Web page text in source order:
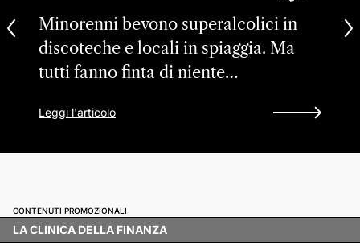
Minorenni bevono superalcolici in
discoteche e locali in spiaggia. Ma
tutti fanno finta di niente…
Leggi l'articolo
CONTENUTI PROMOZIONALI
LA CLINICA DELLA FINANZA